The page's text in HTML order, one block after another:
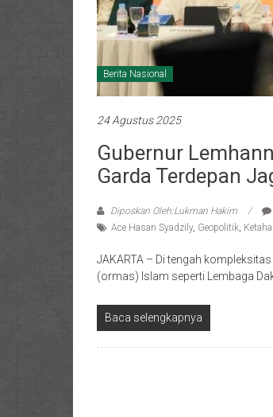
Berita Nasional
24 Agustus 2025
Gubernur
Garda Terdepan
Diposkan Oleh:Lukman Hakim
Ace Hasan Syadzily, Geopolitik,
JAKARTA – Di tengah
(ormas) Islam seperti Lembaga
Baca selengkapnya